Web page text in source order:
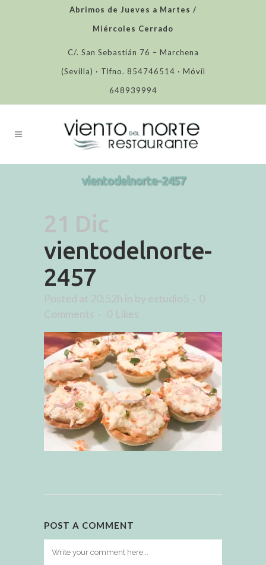
Abrimos de Jueves a Martes /
Miércoles Cerrado
C/. San Sebastián 76 – Marchena
(Sevilla) · Tlfno. 854746514 · Móvil
648939994
vientodelnorte-2457
21 Dic
vientodelnorte-
2457
Posted at 20:52h in by estudio5
0
Comments
0 Likes
POST A COMMENT